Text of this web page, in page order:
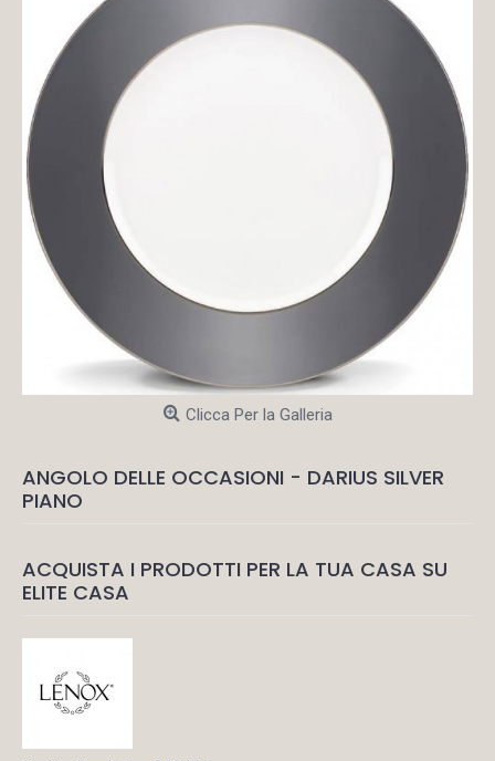
Clicca Per la Galleria
ANGOLO DELLE OCCASIONI - DARIUS SILVER
PIANO
ACQUISTA I PRODOTTI PER LA TUA CASA SU
ELITE CASA